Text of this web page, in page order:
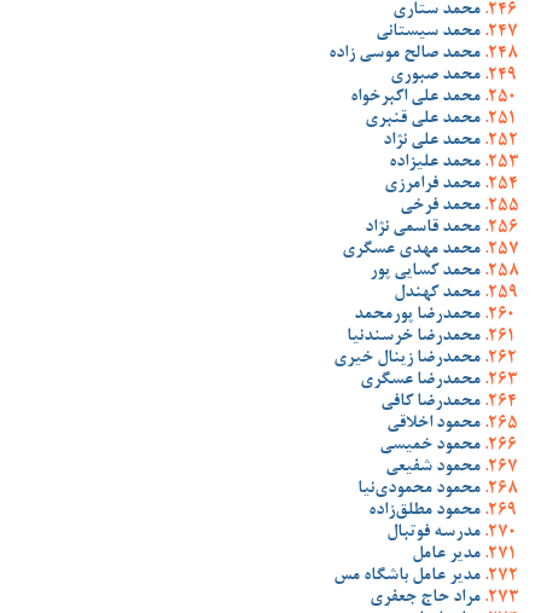
محمد ستاری
محمد سیستانی
محمد صالح موسی زاده
محمد صبوری
محمد علی اکبرخواه
محمد علی قنبری
محمد علی نژاد
محمد علیزاده
محمد فرامرزی
محمد فرخی
محمد قاسمی نژاد
محمد مهدی عسگری
محمد کسایی پور
محمد کهندل
محمدرضا پورمحمد
محمدرضا خرسندنیا
محمدرضا زینال خیری
محمدرضا عسگری
محمدرضا کافی
محمود اخلاقی
محمود خمیسی
محمود شفیعی
محمود محمودی‌نیا
محمود مطلق‌زاده
مدرسه فوتبال
مدیر عامل
مدیر عامل باشگاه مس
مراد حاج جعفری